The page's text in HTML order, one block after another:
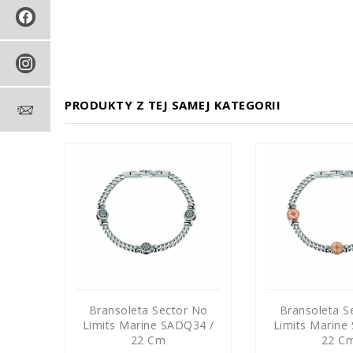
PRODUKTY Z TEJ SAMEJ KATEGORII
Bransoleta Sector No
Limits Marine SADQ34 /
22 Cm
Bransoleta
Limits Marine
22